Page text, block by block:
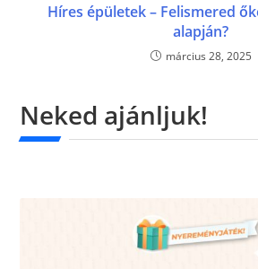
Híres épületek – Felismered
alapján?
március 28, 2025
Neked ajánljuk!